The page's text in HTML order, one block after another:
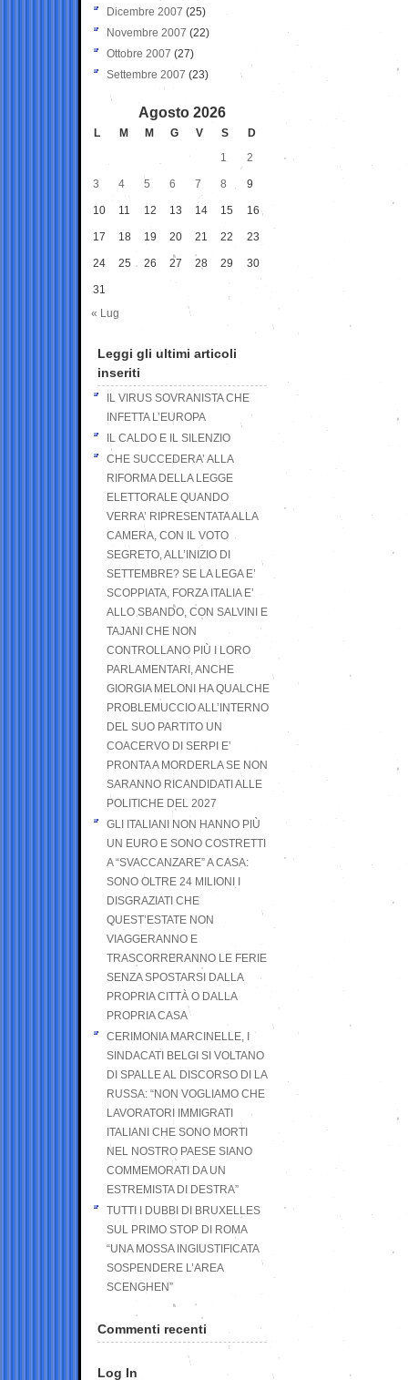
Dicembre 2007 (25)
Novembre 2007 (22)
Ottobre 2007 (27)
Settembre 2007 (23)
Agosto 2026
L M M G V S
D
1
2
3 4 5 6 7 8 9
10 11 12 13 14 15 16
17 18 19 20 21 22 23
24 25 26 27 28 29 30
31
« Lug
Leggi gli ultimi articoli
inseriti
IL VIRUS SOVRANISTA CHE
INFETTA L’EUROPA
IL CALDO E IL SILENZIO
CHE SUCCEDERA’ ALLA
RIFORMA DELLA LEGGE
ELETTORALE QUANDO
VERRA’ RIPRESENTATA ALLA
CAMERA, CON IL VOTO
SEGRETO, ALL’INIZIO DI
SETTEMBRE? SE LA LEGA E’
SCOPPIATA, FORZA ITALIA E’
ALLO SBANDO, CON SALVINI E
TAJANI CHE NON
CONTROLLANO PIÙ I LORO
PARLAMENTARI, ANCHE
GIORGIA MELONI HA QUALCHE
PROBLEMUCCIO ALL’INTERNO
DEL SUO PARTITO UN
COACERVO DI SERPI E’
PRONTA A MORDERLA SE NON
SARANNO RICANDIDATI ALLE
POLITICHE DEL 2027
GLI ITALIANI NON HANNO PIÙ
UN EURO E SONO COSTRETTI
A “SVACCANZARE” A CASA:
SONO OLTRE 24 MILIONI I
DISGRAZIATI CHE
QUEST’ESTATE NON
VIAGGERANNO E
TRASCORRERANNO LE FERIE
SENZA SPOSTARSI DALLA
PROPRIA CITTÀ O DALLA
PROPRIA CASA
CERIMONIA MARCINELLE, I
SINDACATI BELGI SI VOLTANO
DI SPALLE AL DISCORSO DI LA
RUSSA: “NON VOGLIAMO CHE
LAVORATORI IMMIGRATI
ITALIANI CHE SONO MORTI
NEL NOSTRO PAESE SIANO
COMMEMORATI DA UN
ESTREMISTA DI DESTRA”
TUTTI I DUBBI DI BRUXELLES
SUL PRIMO STOP DI ROMA
“UNA MOSSA INGIUSTIFICATA
SOSPENDERE L’AREA
SCENGHEN”
Commenti recenti
Log In